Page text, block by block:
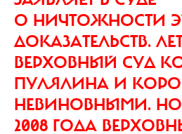
О НИЧТОЖНОСТИ
ДОКАЗАТЕЛЬСТВ.
ВЕРХОВНЫЙ СУД
ПУЛЯЛИНА И
НЕВИНОВНЫМИ. НО
2008 ГОДА